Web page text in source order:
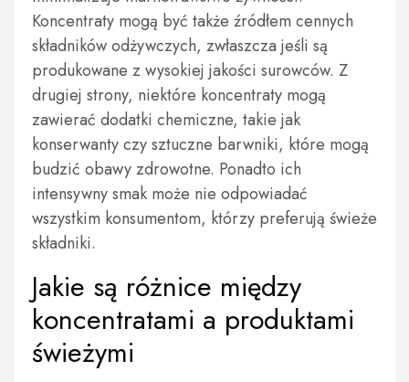
Koncentraty mogą być także źródłem cennych
składników odżywczych, zwłaszcza jeśli są
produkowane z wysokiej jakości surowców. Z
drugiej strony, niektóre koncentraty mogą
zawierać dodatki chemiczne, takie jak
konserwanty czy sztuczne barwniki, które mogą
budzić obawy zdrowotne. Ponadto ich
intensywny smak może nie odpowiadać
wszystkim konsumentom, którzy preferują świeże
składniki.
Jakie są różnice między
koncentratami a produktami
świeżymi